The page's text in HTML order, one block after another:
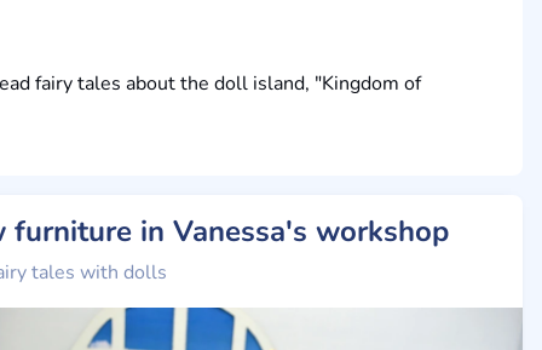
fairy tales about the doll island, "Kingdom of
furniture in Vanessa's workshop
tales with dolls